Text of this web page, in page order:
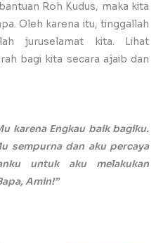
Roh Kudus, maka kita
Oleh karena itu, tinggallah
juruselamat kita. Lihat
bagi kita secara ajaib dan
karena Engkau baik bagiku.
sempurna dan aku percaya
untuk aku melakukan
Amin!”